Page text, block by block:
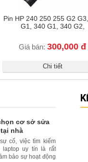
Pin HP 240 250 255 G2
G1, 340 G1, 340 G2,
Giá bán: 300,000 đ
Chi tiết
cơ sở sửa
nhà
cố, việc tìm kiếm
uy tín là rất
bảo sự hoạt động